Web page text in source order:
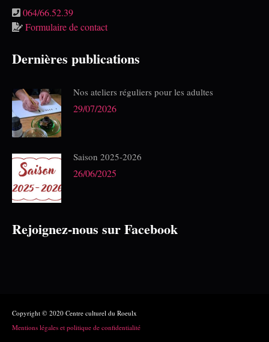
064/66.52.39
Formulaire de contact
Dernières publications
Nos ateliers réguliers pour les adultes
29/07/2026
Saison 2025-2026
26/06/2025
Rejoignez-nous sur Facebook
Copyright © 2020 Centre culturel du Roeulx
Mentions légales et politique de confidentialité